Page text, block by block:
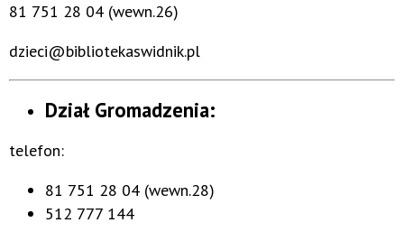
81 751 28 04 (wewn.26)
dzieci@bibliotekaswidnik.pl
Dział Gromadzenia:
telefon:
81 751 28 04 (wewn.28)
512 777 144